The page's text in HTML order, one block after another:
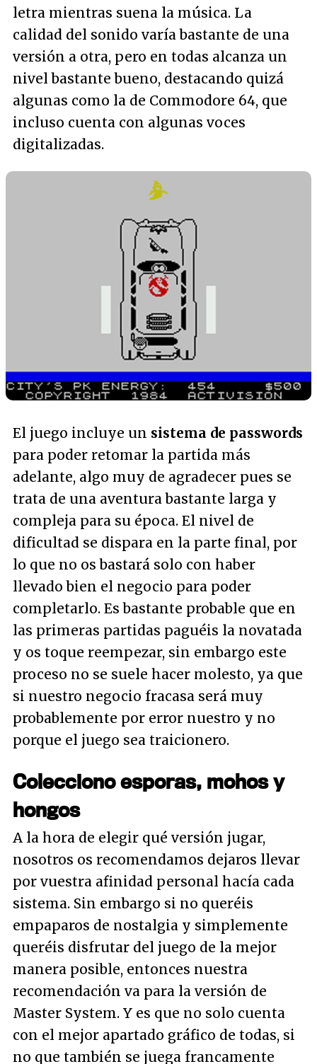
letra mientras suena la música. La
calidad del sonido varía bastante de una
versión a otra, pero en todas alcanza un
nivel bastante bueno, destacando quizá
algunas como la de Commodore 64, que
incluso cuenta con algunas voces
digitalizadas.
El juego incluye un sistema de passwords
para poder retomar la partida más
adelante, algo muy de agradecer pues se
trata de una aventura bastante larga y
compleja para su época. El nivel de
dificultad se dispara en la parte final, por
lo que no os bastará solo con haber
llevado bien el negocio para poder
completarlo. Es bastante probable que en
las primeras partidas paguéis la novatada
y os toque reempezar, sin embargo este
proceso no se suele hacer molesto, ya que
si nuestro negocio fracasa será muy
probablemente por error nuestro y no
porque el juego sea traicionero.
Colecciono esporas, mohos y
hongos
A la hora de elegir qué versión jugar,
nosotros os recomendamos dejaros llevar
por vuestra afinidad personal hacía cada
sistema. Sin embargo si no queréis
empaparos de nostalgia y simplemente
queréis disfrutar del juego de la mejor
manera posible, entonces nuestra
recomendación va para la versión de
Master System. Y es que no solo cuenta
con el mejor apartado gráfico de todas, si
no que también se juega francamente